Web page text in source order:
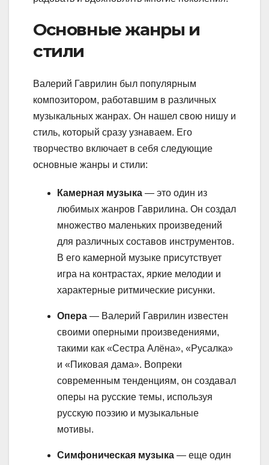
Основные жанры и
стили
Валерий Гаврилин был популярным
композитором, работавшим в различных
музыкальных жанрах. Он нашел свою нишу и
стиль, который сразу узнаваем. Его
творчество включает в себя следующие
основные жанры и стили:
Камерная музыка — это один из
любимых жанров Гаврилина. Он создал
множество маленьких произведений
для различных составов инструментов.
В его камерной музыке присутствует
игра на контрастах, яркие мелодии и
характерные ритмические рисунки.
Опера — Валерий Гаврилин известен
своими оперными произведениями,
такими как «Сестра Алёна», «Русалка»
и «Пиковая дама». Вопреки
современным тенденциям, он создавал
оперы на русские темы, используя
русскую поэзию и музыкальные
мотивы.
Симфоническая музыка — еще один